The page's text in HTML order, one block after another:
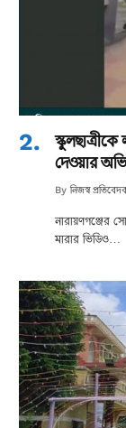
দেওয়ার
By নিজস্ব
নারায়ণগঞ্জের
মারার ভিডিও…